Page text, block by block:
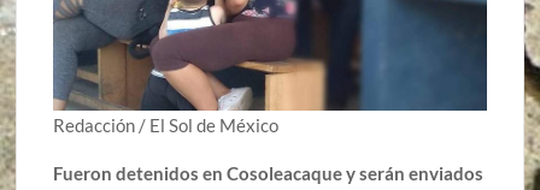
Redacción / El Sol de México
Fueron detenidos en Cosoleacaque y serán enviados